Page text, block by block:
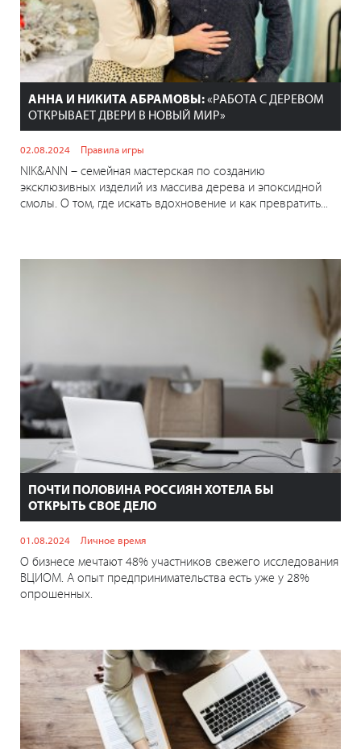
АННА И НИКИТА АБРАМОВЫ:«РАБОТА С ДЕРЕВОМ
ОТКРЫВАЕТ ДВЕРИ В НОВЫЙ МИР»
02.08.2024 Правила игры
NIK&ANN – семейная мастерская по созданию
эксклюзивных изделий из массива дерева и эпоксидной
смолы. О том, где искать вдохновение и как превратить...
ПОЧТИ ПОЛОВИНА РОССИЯН ХОТЕЛА БЫ
ОТКРЫТЬ СВОЕ ДЕЛО
01.08.2024 Личное время
О бизнесе мечтают 48% участников свежего исследования
ВЦИОМ. А опыт предпринимательства есть уже у 28%
опрошенных.